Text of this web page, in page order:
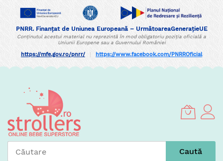
PNRR. Finanțat de Uniunea Europeană – UrmătoareaGenerațieUE
Conținutul acestui material nu reprezintă în mod obligatoriu poziția oficială a
Uniunii Europene sau a Guvernului României
https://mfe.gov.ro/pnrr/ https://www.facebook.com/PNRROficial
Content
Caută